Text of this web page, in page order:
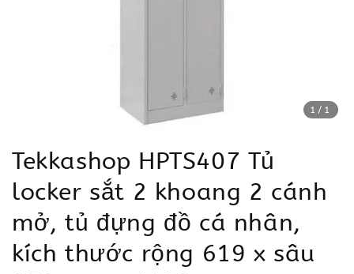
1 /1
Tekkashop HPTS407 Tủ
locker sắt 2 khoang 2 cánh
mở, tủ đựng đồ cá nhân,
kích thước rộng 619 x sâu